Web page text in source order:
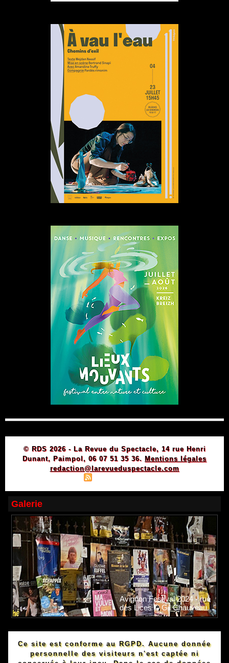
© RDS 2026 - La Revue du Spectacle, 14 rue Henri
Dunant, Paimpol, 06 07 51 35 36. Mentions légales
redaction@larevueduspectacle.com
Galerie
Avignon Festival 2024 - rue
des Lices © Gil Chauveau.
Ce site est conforme au RGPD. Aucune donnée
personnelle des visiteurs n'est captée ni